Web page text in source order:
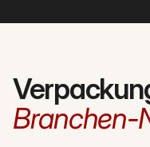
Branchen-